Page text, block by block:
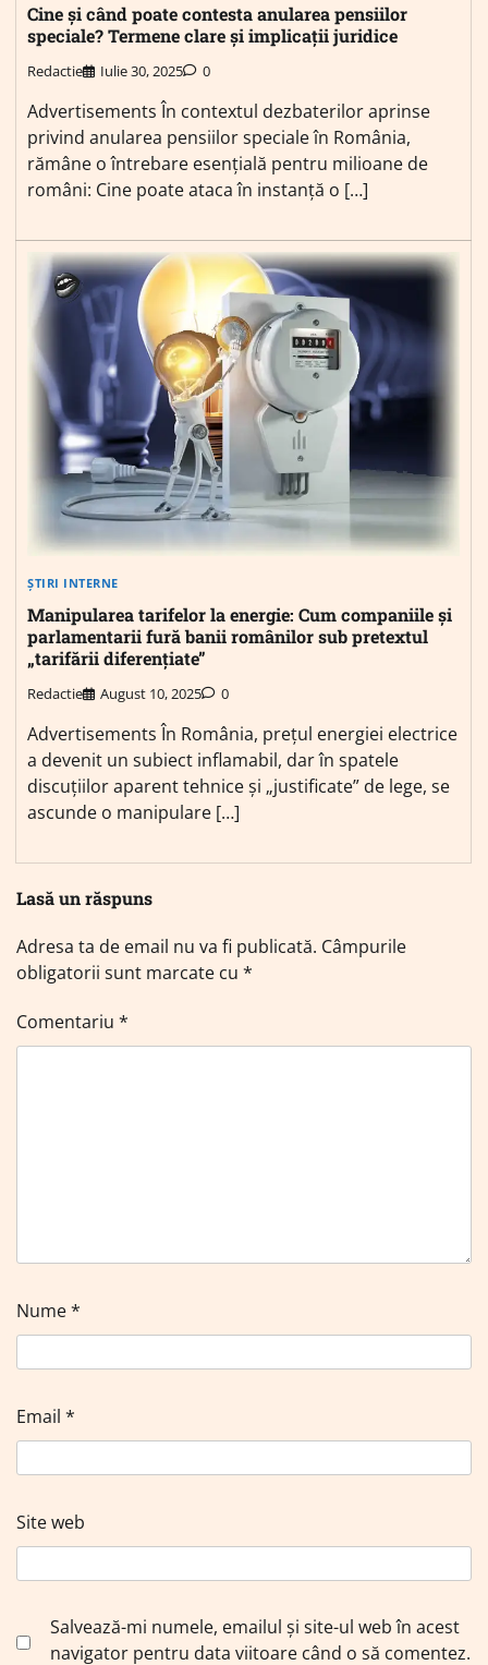
Cine și când poate contesta anularea pensiilor
speciale? Termene clare și implicații juridice
Redactie Iulie 30, 2025 0
Advertisements În contextul dezbaterilor aprinse
privind anularea pensiilor speciale în România,
rămâne o întrebare esențială pentru milioane de
români: Cine poate ataca în instanță o […]
ȘTIRI INTERNE
Manipularea tarifelor la energie: Cum companiile și
parlamentarii fură banii românilor sub pretextul
„tarifării diferențiate”
Redactie August 10, 2025 0
Advertisements În România, prețul energiei electrice
a devenit un subiect inflamabil, dar în spatele
discuțiilor aparent tehnice și „justificate” de lege, se
ascunde o manipulare […]
Lasă un răspuns
Adresa ta de email nu va fi publicată. Câmpurile
obligatorii sunt marcate cu *
Comentariu *
Nume*
Email *
Site web
Salvează-mi numele, emailul și site-ul web în acest
navigator pentru data viitoare când o să comentez.